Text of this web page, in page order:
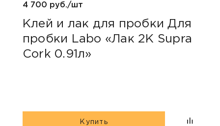
4 700 руб./шт
Клей и лак для пробки Для
пробки Labo «Лак 2K Supra
Cork 0.91л»
Купить